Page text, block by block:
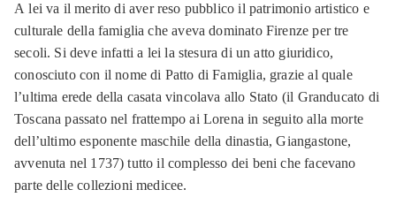
A lei va il merito di aver reso pubblico il patrimonio artistico e
culturale della famiglia che aveva dominato Firenze per tre
secoli. Si deve infatti a lei la stesura di un atto giuridico,
conosciuto con il nome di Patto di Famiglia, grazie al quale
l’ultima erede della casata vincolava allo Stato (il Granducato di
Toscana passato nel frattempo ai Lorena in seguito alla morte
dell’ultimo esponente maschile della dinastia, Giangastone,
avvenuta nel 1737) tutto il complesso dei beni che facevano
parte delle collezioni medicee.